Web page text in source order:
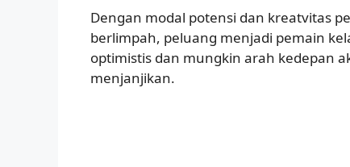
Dengan modal potensi dan kreatvitas
berlimpah, peluang menjadi pemain
optimistis dan mungkin arah kedepan
menjanjikan.